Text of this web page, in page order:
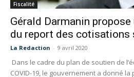
Fiscalité
Gérald Darmanin
du report des cotisations
La Redaction - 9 avril 2020
Dans le cadre du plan de soutien de
COVID-19, le gouvernement a donné